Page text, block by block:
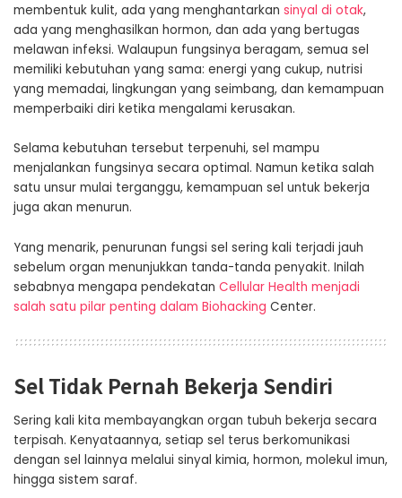
membentuk kulit, ada yang menghantarkan sinyal di otak,
ada yang menghasilkan hormon, dan ada yang bertugas
melawan infeksi. Walaupun fungsinya beragam, semua sel
memiliki kebutuhan yang sama: energi yang cukup, nutrisi
yang memadai, lingkungan yang seimbang, dan kemampuan
memperbaiki diri ketika mengalami kerusakan.
Selama kebutuhan tersebut terpenuhi, sel mampu
menjalankan fungsinya secara optimal. Namun ketika salah
satu unsur mulai terganggu, kemampuan sel untuk bekerja
juga akan menurun.
Yang menarik, penurunan fungsi sel sering kali terjadi jauh
sebelum organ menunjukkan tanda-tanda penyakit. Inilah
sebabnya mengapa pendekatan Cellular Health menjadi
salah satu pilar penting dalam Biohacking Center.
Sel Tidak Pernah Bekerja Sendiri
Sering kali kita membayangkan organ tubuh bekerja secara
terpisah. Kenyataannya, setiap sel terus berkomunikasi
dengan sel lainnya melalui sinyal kimia, hormon, molekul imun,
hingga sistem saraf.